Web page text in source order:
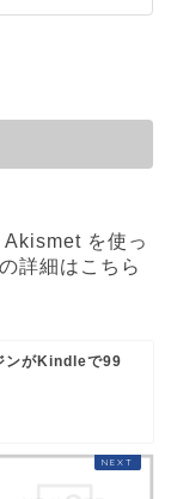
を使っ
詳細はこちら
ンがKindleで99